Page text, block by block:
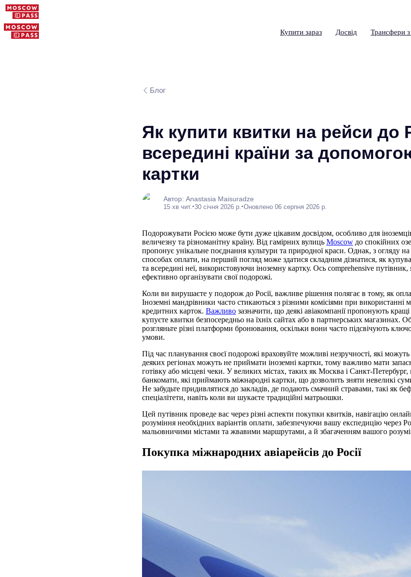
Купити зараз Досвід Трансфери
Блог
Як купити квитки на рейси до
всередині країни за
картки
Автор: Anastasia Maisuradze
15 хв чит. •30 січня 2026 р. •Оновлено 06 серпня 2026 р.
Подорожувати Росією може бути дуже цікавим досвідом, особливо для
величезну та різноманітну країну. Від гамірних вулиць Moscow до спокійних
пропонує унікальне поєднання культури та природної краси. Однак, з огляду на
способах оплати, на перший погляд може здатися складним дізнатися, як
та всередині неї, використовуючи іноземну картку. Ось comprehensive
ефективно організувати свої подорожі.
Коли ви вирушаєте у подорож до Росії, важливе рішення полягає в тому, як
Іноземні мандрівники часто стикаються з різними комісіями при використанні
кредитних карток. Важливо зазначити, що деякі авіакомпанії пропонують
купуєте квитки безпосередньо на їхніх сайтах або в партнерських магазинах.
розгляньте різні платформи бронювання, оскільки вони часто підсвічують
умови.
Під час планування своєї подорожі враховуйте можливі незручності, які
деяких регіонах можуть не приймати іноземні картки, тому важливо мати
готівку або місцеві чеки. У великих містах, таких як Москва і Санкт-Петербург,
банкомати, які приймають міжнародні картки, що дозволить зняти невеликі
Не забудьте придивлятися до закладів, де подають смачний стравами, такі як
спеціалітети, навіть коли ви шукаєте традиційні матрьошки.
Цей путівник проведе вас через різні аспекти покупки квитків, навігацію
розуміння необхідних варіантів оплати, забезпечуючи вашу експедицію через
мальовничими містами та жвавими маршрутами, а й збагаченням вашого
Покупка міжнародних авіарейсів до Росії